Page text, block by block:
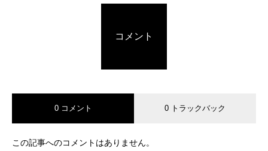
コメント
0 コメント 0 トラックバック
この記事へのコメントはありません。